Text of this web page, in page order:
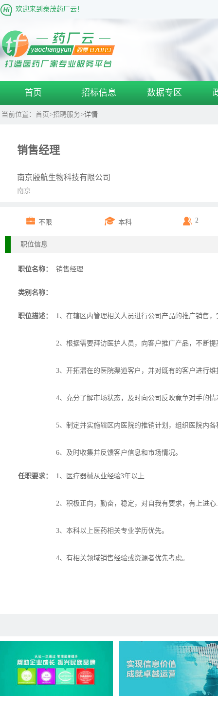
欢迎来到泰茂药厂云！
首页 招标信息 数据专区
当前位置： 首页 >招聘服务>详情
销售经理
南京殷航生物科技有限公司
南京
不限 本科 2
职位信息
职位名称： 销售经理
类别名称：
职位描述： 1、在辖区内管理相关人员进行公司产品的推广销售
2、根据需要拜访医护人员，向客户推广产品，不断
3、开拓潜在的医院渠道客户，并对既有的客户进行维
4、充分了解市场状态，及时向公司反映竟争对手的
5、制定并实施辖区内医院的推销计划，组织医院内
6、及时收集并反馈客户信息和市场情况。
任职要求： 1、医疗器械从业经验3年以上.
2、积极正向，勤奋，稳定，对自我有要求，有上进心.
3、本科以上医药相关专业学历优先。
4、有相关领域销售经验或资源者优先考虑。